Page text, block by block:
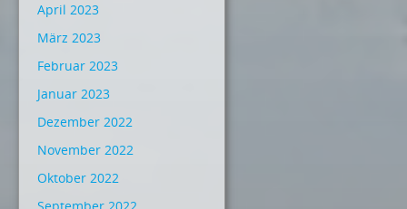
April 2023
März 2023
Februar 2023
Januar 2023
Dezember 2022
November 2022
Oktober 2022